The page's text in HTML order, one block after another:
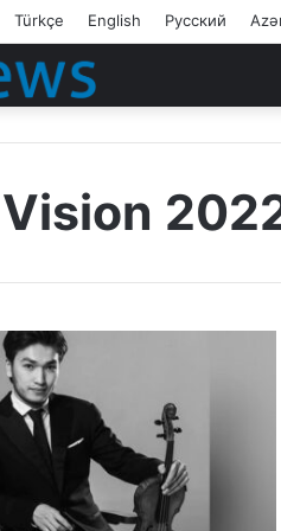
Türkçe English Русский